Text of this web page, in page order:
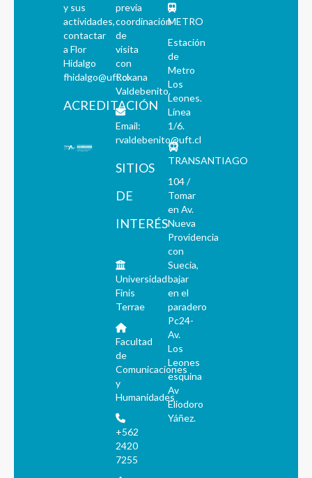
y sus
actividades,
contactar
a Flor
Hidalgo
fhidalgo@uft.cl
ACREDITACIÓN
previa
coordinación
de
visita
con
Roxana
Valdebenito.
Email:
rvaldebenito@uft.cl
SITIOS
DE
INTERÉS
Universidad
Finis
Terrae
Facultad
de
Comunicaciones
y
Humanidades
+562
2420
7255
METRO
Estación
de
Metro
Los
Leones.
Línea
1/6.
TRANSANTIAGO
104 /
Tomar
en Av.
Nueva
Providencia
con
Suecia,
bajar
en el
paradero
Pc24-
Av.
Los
Leones
esquina
Av
Eliodoro
Yáñez.